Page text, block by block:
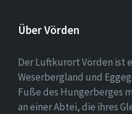
Über Vörden
Der Luftkurort Vörden ist
Weserbergland und
Fuße des Hungerberges
an einer Abtei, die ihres